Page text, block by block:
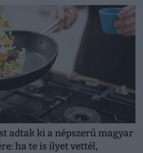
adtak ki a népszerű magyar
ha te is ilyet vettél,